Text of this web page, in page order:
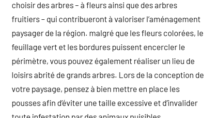
choisir des arbres – à fleurs ainsi que des arbres
fruitiers – qui contribueront à valoriser l’aménagement
paysager de la région. malgré que les fleurs colorées, le
feuillage vert et les bordures puissent encercler le
périmètre, vous pouvez également réaliser un lieu de
loisirs abrité de grands arbres. Lors de la conception de
votre paysage, pensez à bien mettre en place les
pousses afin d’éviter une taille excessive et d’invalider